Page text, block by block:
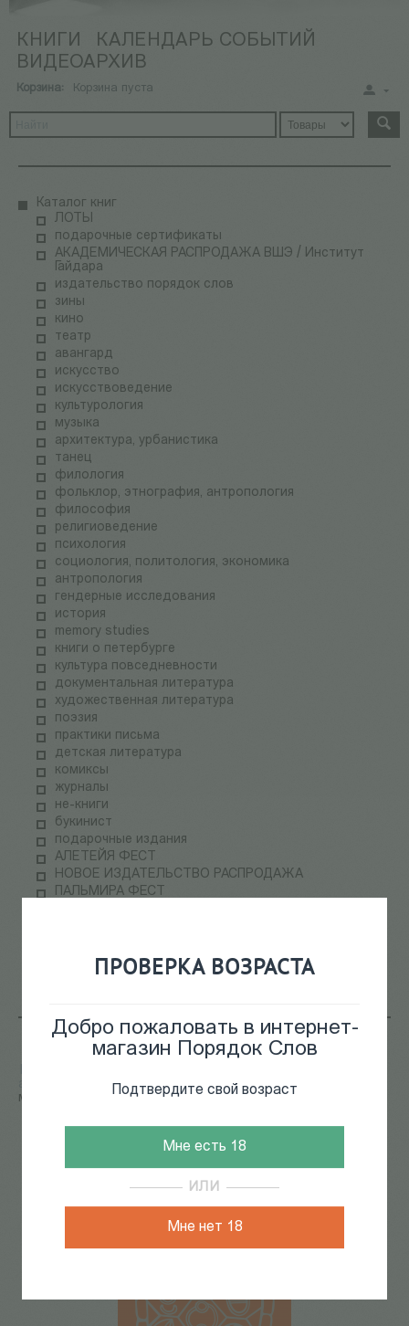
ПРОВЕРКА ВОЗРАСТА
Добро пожаловать в интернет-
магазин Порядок Слов
Подтвердите свой возраст
Мне есть 18
ИЛИ
Мне нет 18
КНИГИ
КАЛЕНДАРЬ СОБЫТИЙ
ВИДЕОАРХИВ
Корзина: Корзина пуста
Каталог книг
ЛОТЫ
подарочные сертификаты
АКАДЕМИЧЕСКАЯ РАСПРОДАЖА ВШЭ / Институт
Гайдара
издательство порядок слов
зины
кино
театр
авангард
искусство
искусствоведение
культурология
музыка
архитектура, урбанистика
танец
филология
фольклор, этнография, антропология
философия
религиоведение
психология
социология, политология, экономика
антропология
гендерные исследования
история
memory studies
книги о петербурге
культура повседневности
документальная литература
художественная литература
поэзия
практики письма
детская литература
комиксы
журналы
не-книги
букинист
подарочные издания
АЛЕТЕЙЯ ФЕСТ
НОВОЕ ИЗДАТЕЛЬСТВО РАСПРОДАЖА
ПАЛЬМИРА ФЕСТ
научпоп
информационные технологии
/ Разговоры на песке. Как аборигенное
мышление может спасти мир
35 из 45